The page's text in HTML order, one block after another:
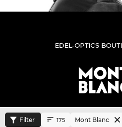
Filter 175 Mont Blanc